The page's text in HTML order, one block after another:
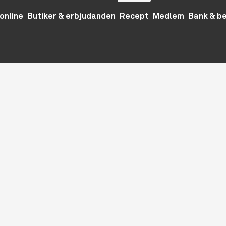
Butiker & erbjudanden Recept Medlem Bank &